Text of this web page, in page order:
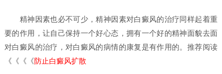
精神因素也必不可少，精神因素对白癜风的治疗同样起着重
要的作用，让自己保持一个好心态，拥有一个好的精神面貌去面
对白癜风的治疗，对白癜风的病情的康复是有作用的。推荐阅读
《《《《防止白癜风扩散